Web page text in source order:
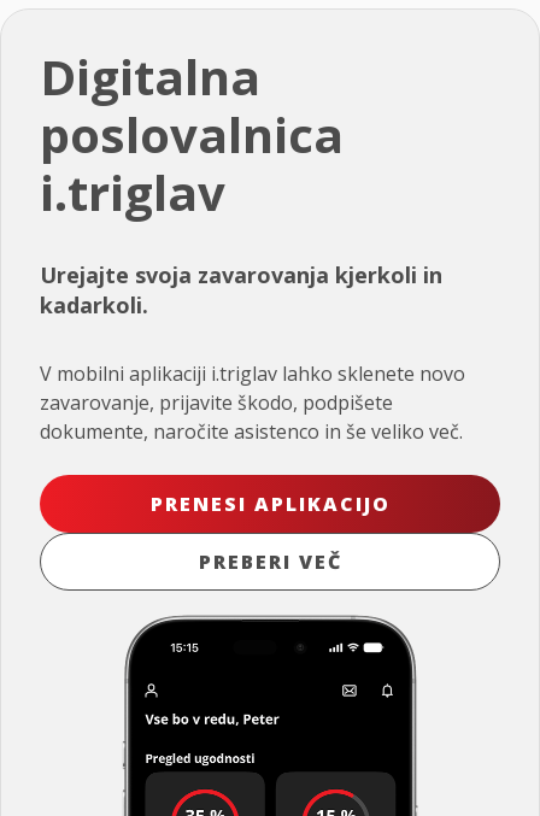
Digitalna
poslovalnica
i.triglav
Urejajte svoja zavarovanja kjerkoli in
kadarkoli.
V mobilni aplikaciji i.triglav lahko sklenete novo
zavarovanje, prijavite škodo, podpišete
dokumente, naročite asistenco in še veliko več.
PRENESI APLIKACIJO
PREBERI VEČ